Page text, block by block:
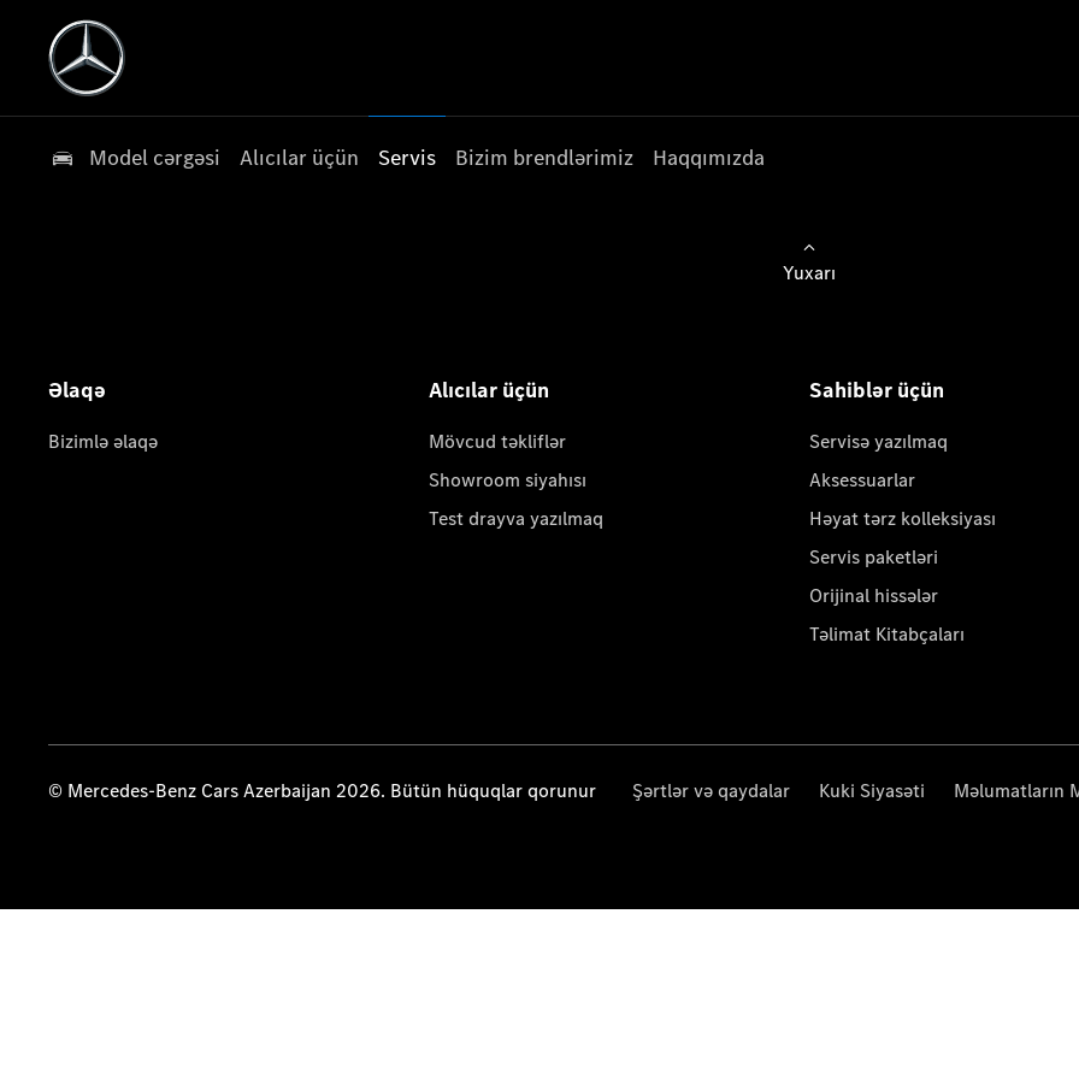
Model cərgəsi Alıcılar üçün Servis Bizim brendlərimiz Haqqımızda
Yuxarı
Əlaqə
Bizimlə əlaqə
Alıcılar üçün
Mövcud təkliflər
Showroom siyahısı
Test drayva yazılmaq
Sahiblər üçün
Servisə yazılmaq
Aksessuarlar
Həyat tərz kolleksiyası
Servis paketləri
Orijinal hissələr
Təlimat Kitabçaları
© Mercedes-Benz Cars Azerbaijan 2026. Bütün hüquqlar qorunur Şərtlər və qaydalar Kuki Siyasəti Məlumatların